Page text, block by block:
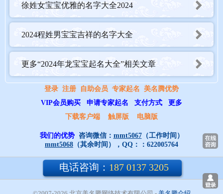
朱姓男宝宝好听的名字大全2024
徐姓女宝宝优雅的名字大全2024
2024程姓男宝宝吉祥的名字大全
更多“2024年龙宝宝起名大全”相关文章
登录 注册 自助会员 专家起名 美名腾优势
VIP会员购买
申请专家起名 支付方式
更多
下载客户端
触屏版 电脑版
我们的优势 咨询微信： mmt5067（工作时间）
mmt5068 （其余时间），QQ：： 622005764
电话咨询： 187 0137 3205